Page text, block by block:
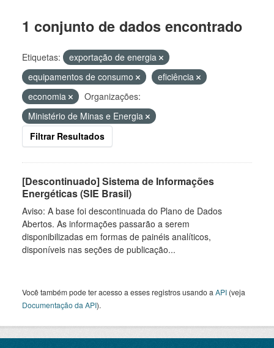
1 conjunto de dados encontrado
Etiquetas:
exportação de energia
equipamentos de consumo
eficiência
economia
Organizações:
Ministério de Minas e Energia
Filtrar Resultados
[Descontinuado] Sistema de Informações
Energéticas (SIE Brasil)
Aviso: A base foi descontinuada do Plano de Dados
Abertos. As informações passarão a serem
disponibilizadas em formas de painéis analíticos,
disponíveis nas seções de publicação...
Você também pode ter acesso a esses registros usando a API (veja
Documentação da API).